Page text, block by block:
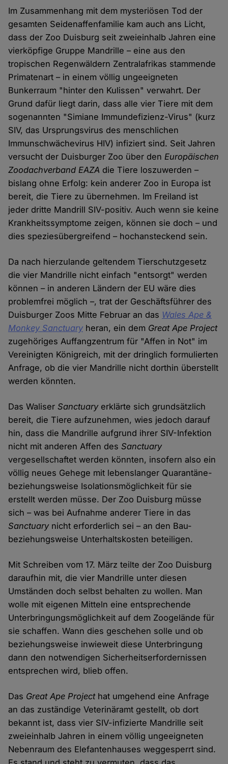
Im Zusammenhang mit dem mysteriösen Tod der
gesamten Seidenaffenfamilie kam auch ans Licht,
dass der Zoo Duisburg seit zweieinhalb Jahren eine
vierköpfige Gruppe Mandrille – eine aus den
tropischen Regenwäldern Zentralafrikas stammende
Primatenart – in einem völlig ungeeigneten
Bunkerraum "hinter den Kulissen" verwahrt. Der
Grund dafür liegt darin, dass alle vier Tiere mit dem
sogenannten "Simiane Immundefizienz-Virus" (kurz
SIV, das Ursprungsvirus des menschlichen
Immunschwächevirus HIV) infiziert sind. Seit Jahren
versucht der Duisburger Zoo über denEuropäischen
Zoodachverband EAZA die Tiere loszuwerden –
bislang ohne Erfolg: kein anderer Zoo in Europa ist
bereit, die Tiere zu übernehmen. Im Freiland ist
jeder dritte Mandrill SIV-positiv. Auch wenn sie keine
Krankheitssymptome zeigen, können sie doch – und
dies speziesübergreifend – hochansteckend sein.
Da nach hierzulande geltendem Tierschutzgesetz
die vier Mandrille nicht einfach "entsorgt" werden
können – in anderen Ländern der EU wäre dies
problemfrei möglich –, trat der Geschäftsführer des
Duisburger Zoos Mitte Februar an das Wales Ape &
Monkey Sanctuary heran, ein dem Great Ape Project
zugehöriges Auffangzentrum für "Affen in Not" im
Vereinigten Königreich, mit der dringlich formulierten
Anfrage, ob die vier Mandrille nicht dorthin überstellt
werden könnten.
Das WaliserSanctuary erklärte sich grundsätzlich
bereit, die Tiere aufzunehmen, wies jedoch darauf
hin, dass die Mandrille aufgrund ihrer SIV-Infektion
nicht mit anderen Affen desSanctuary
vergesellschaftet werden könnten, insofern also ein
völlig neues Gehege mit lebenslanger Quarantäne-
beziehungsweise Isolationsmöglichkeit für sie
erstellt werden müsse. Der Zoo Duisburg müsse
sich – was bei Aufnahme anderer Tiere in das
Sanctuary nicht erforderlich sei – an den Bau-
beziehungsweise Unterhaltskosten beteiligen.
Mit Schreiben vom 17. März teilte der Zoo Duisburg
daraufhin mit, die vier Mandrille unter diesen
Umständen doch selbst behalten zu wollen. Man
wolle mit eigenen Mitteln eine entsprechende
Unterbringungsmöglichkeit auf dem Zoogelände für
sie schaffen. Wann dies geschehen solle und ob
beziehungsweise inwieweit diese Unterbringung
dann den notwendigen Sicherheitserfordernissen
entsprechen wird, blieb offen.
Das Great Ape Projecthat umgehend eine Anfrage
an das zuständige Veterinäramt gestellt, ob dort
bekannt ist, dass vier SIV-infizierte Mandrille seit
zweieinhalb Jahren in einem völlig ungeeigneten
Nebenraum des Elefantenhauses weggesperrt sind.